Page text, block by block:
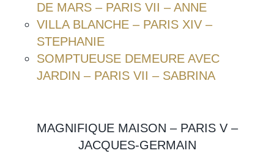
DE MARS – PARIS VII – ANNE
VILLA BLANCHE – PARIS XIV –
STEPHANIE
SOMPTUEUSE DEMEURE AVEC
JARDIN – PARIS VII – SABRINA
MAGNIFIQUE MAISON – PARIS V –
JACQUES-GERMAIN